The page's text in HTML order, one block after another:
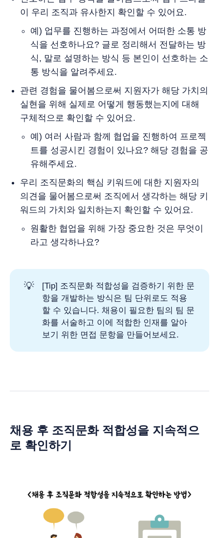
이 우리 조직과 유사한지 확인할 수 있어요.
예) 업무를 진행하는 과정에서 어떠한 소통 방
식을 선호하나요? 글로 정리해서 전달하는 방
식, 말로 설명하는 방식 등 본인이 선호하는 소
통 방식을 알려주세요.
관련 경험을 물어봄으로써 지원자가 해당 가치의
실현을 위해 실제로 어떻게 행동했는지에 대해
구체적으로 확인할 수 있어요.
예) 여러 사람과 함께 협업을 진행하여 프로젝
트를 성공시킨 경험이 있나요? 해당 경험을 공
유해주세요.
우리 조직문화의 핵심 키워드에 대한 지원자의
의견을 물어봄으로써 조직에서 생각하는 해당 키
워드의 가치와 일치하는지 확인할 수 있어요.
원활한 협업을 위해 가장 중요한 것은 무엇이
라고 생각하나요?
💡
[Tip] 조직문화 적합성을 검증하기 위한 문
항을 개발하는 방식은 팀 단위로도 적용
할 수 있습니다. 채용이 필요한 팀의 팀 문
화를 서술하고 이에 적합한 인재를 알아
보기 위한 면접 문항을 만들어보세요.
채용 후 조직문화 적합성을 지속적으
로 확인하기